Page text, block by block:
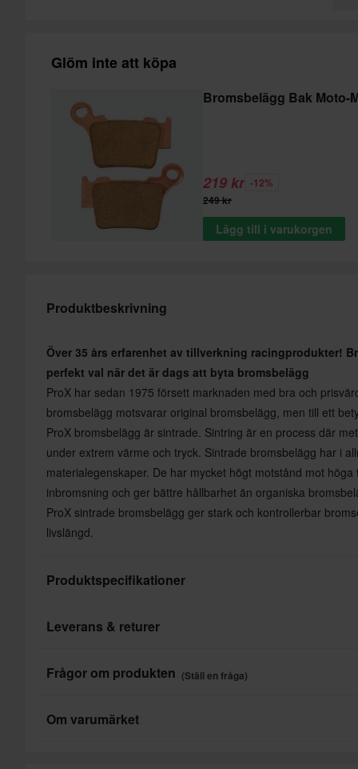
Glöm inte att köpa
Bromsbelägg Bak Moto-
219 kr -12%
249 kr
Lägg till i varukorgen
Produktbeskrivning
Över 35 års erfarenhet av tillverkning racingprodukter!
perfekt val när det är dags att byta bromsbelägg
ProX har sedan 1975 försett marknaden med bra och
bromsbelägg motsvarar original bromsbelägg, men till ett
ProX bromsbelägg är sintrade. Sintring är en process där
under extrem värme och tryck. Sintrade bromsbelägg har i
materialegenskaper. De har mycket högt motstånd mot
inbromsning och ger bättre hållbarhet än organiska
ProX sintrade bromsbelägg ger stark och kontrollerbar
livslängd.
Produktspecifikationer
Varumärke
Placering
Leverans & returer
Denna produkt är redo att skickas till dig inom undefined
leveranstiden för hela beställningen i kassan innan du slutför
Frågor om produkten (Ställ en fråga)
Ställ en fråga
Om varumärket